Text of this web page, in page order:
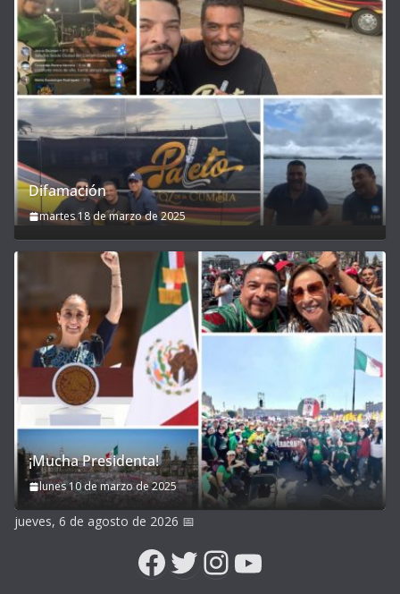
Difamación
martes 18 de marzo de 2025
¡Mucha Presidenta!
lunes 10 de marzo de 2025
jueves, 6 de agosto de 2026 📅
Facebook
Twitter
Instagram
YouTube